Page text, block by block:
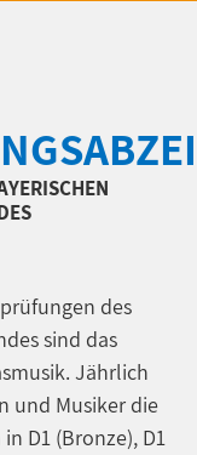
des
sind das
Jährlich
und Musiker die
D1 (Bronze), D1